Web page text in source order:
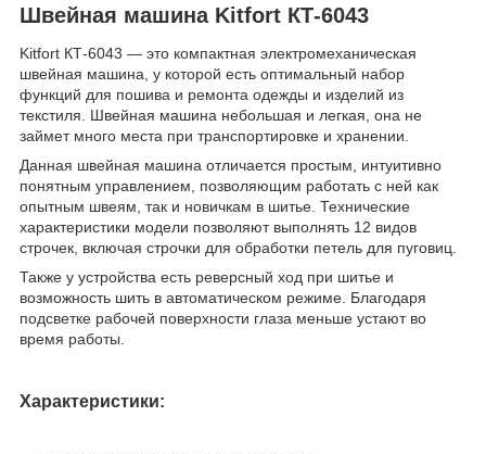
Швейная машина Kitfort КТ-6043
Kitfort КТ-6043 — это компактная электромеханическая
швейная машина, у которой есть оптимальный набор
функций для пошива и ремонта одежды и изделий из
текстиля. Швейная машина небольшая и легкая, она не
займет много места при транспортировке и хранении.
Данная швейная машина отличается простым, интуитивно
понятным управлением, позволяющим работать с ней как
опытным швеям, так и новичкам в шитье. Технические
характеристики модели позволяют выполнять 12 видов
строчек, включая строчки для обработки петель для пуговиц.
Также у устройства есть реверсный ход при шитье и
возможность шить в автоматическом режиме. Благодаря
подсветке рабочей поверхности глаза меньше устают во
время работы.
Характеристики: